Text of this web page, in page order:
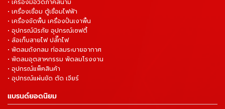
• เครื่องมือวัดภาคสนาม
• เครื่องเชื่อม ตู้เชื่อมไฟฟ้า
• เครื่องขัดพื้น เครื่องปั่นเงาพื้น
• อุปกรณ์นิรภัย อุปกรณ์เซฟตี้
• ล้อเก็บสายไฟ ปลั๊กไฟ
• พัดลมถังกลม ท่อลมระบายอากาศ
• พัดลมอุตสาหกรรม พัดลมโรงงาน
• อุปกรณ์แพ็คสินค้า
• อุปกรณ์แผ่นขัด ตัด เจียร์
แบรนด์ยอดนิยม